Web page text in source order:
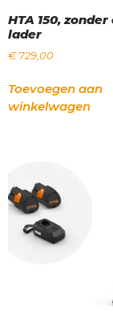
HTA 150,
lader
€729,00
Toevoegen aan
winkelwagen